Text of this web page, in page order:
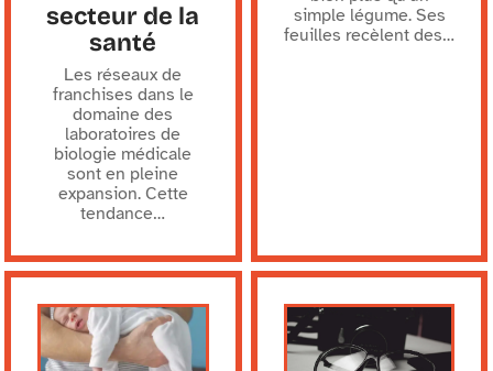
secteur de la
santé
Les réseaux de
franchises dans le
domaine des
laboratoires de
biologie médicale
sont en pleine
expansion. Cette
tendance…
simple légume. Ses
feuilles recèlent des…